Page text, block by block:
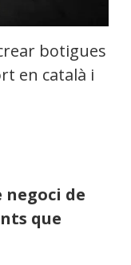
botigues
en català i
negoci de
que